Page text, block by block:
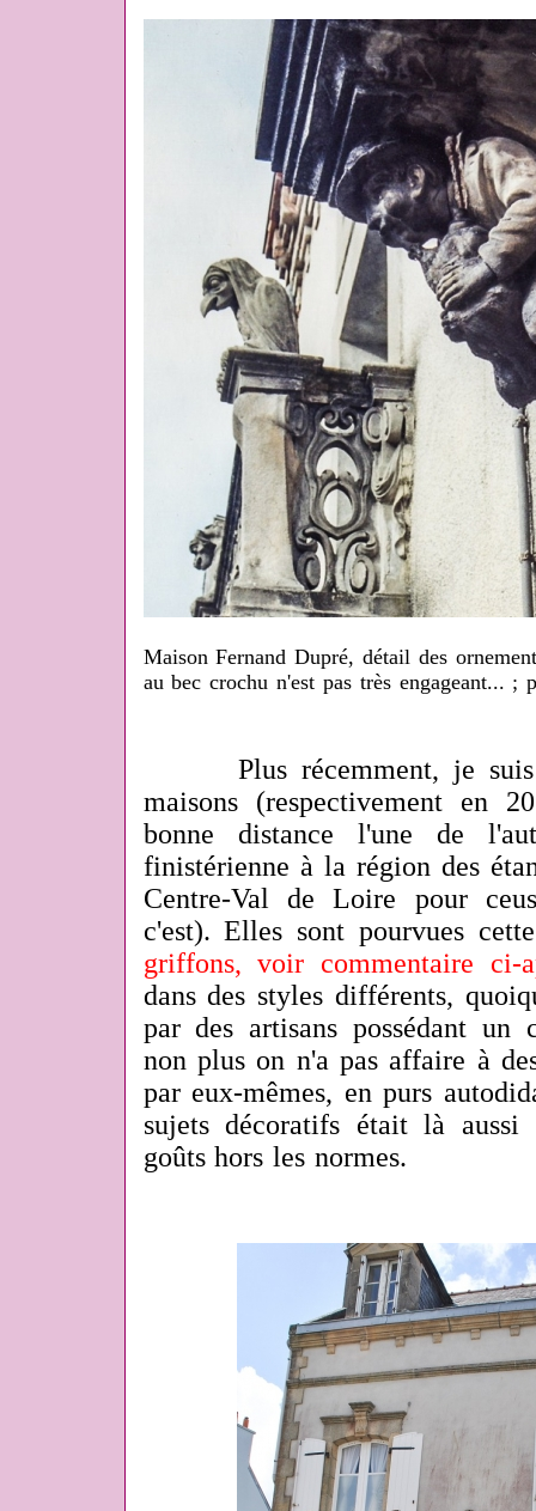
Maison Fernand Dupré, détail des
au bec crochu n'est pas très engageant... ;
Plus récemment, je
maisons (respectivement en
bonne distance l'une de
finistérienne à la région des
Centre-Val de Loire pour
c'est). Elles sont pourvues
griffons, voir commentaire ci-
dans des styles différents,
par des artisans possédant
non plus on n'a pas affaire à
par eux-mêmes, en purs
sujets décoratifs était là
goûts hors les normes.